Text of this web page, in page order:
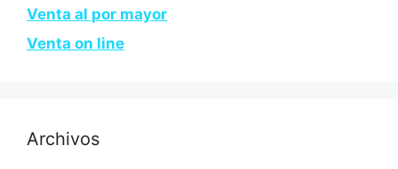
Venta al por mayor
Venta on line
Archivos